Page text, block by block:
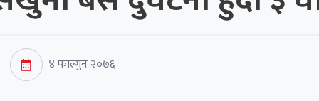
४ फाल्गुन २०७६